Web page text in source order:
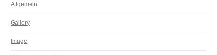
Allgemein
Gallery
Image